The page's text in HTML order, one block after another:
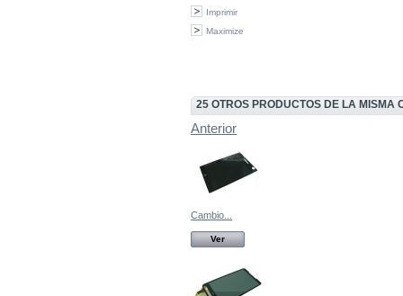
Imprimir
Maximize
25 OTROS PRODUCTOS DE LA MISMA
Anterior
Cambio...
Ver